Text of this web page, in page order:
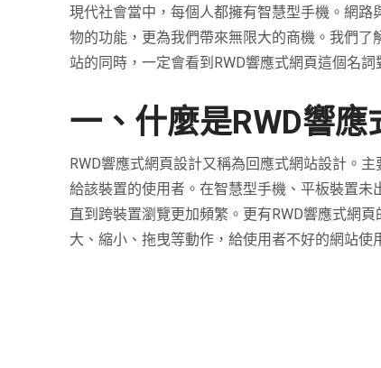
現代社會當中，每個人都擁有智慧型手機。網
物的功能，更為我們帶來無限大的商機。我們
站的同時，一定會看到RWD響應式網頁這個名
一、什麼是RWD響應
RWD響應式網頁設計又稱為回應式網站設計。
給該裝置的使用者。在智慧型手機、平板裝置
直到跨裝置瀏覽更加頻繁。更有RWD響應式網
大、縮小、拖曳等動作，給使用者不好的網站使